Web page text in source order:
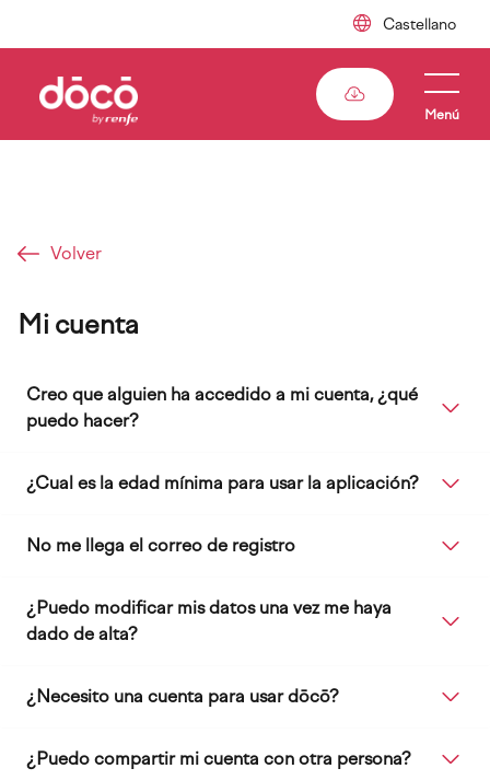
principal
Menú
ayuda
navegación
Volver
Mi cuenta
Creo que alguien ha accedido a mi cuenta, ¿qué
puedo hacer?
¿Cual es la edad mínima para usar la aplicación?
No me llega el correo de registro
¿Puedo modificar mis datos una vez me haya
dado de alta?
¿Necesito una cuenta para usar dōcō?
¿Puedo compartir mi cuenta con otra persona?